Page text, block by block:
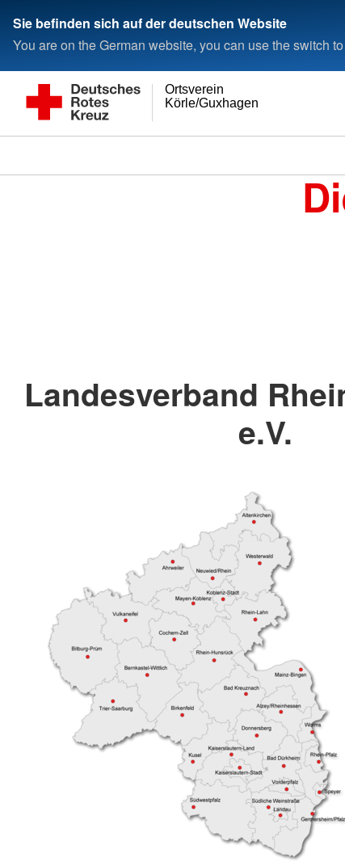
Sie befinden sich auf der deutschen Website
You are on the German website, you can use the switch
Körle/Guxhagen
Ortsverein
Landesverband
e.V.